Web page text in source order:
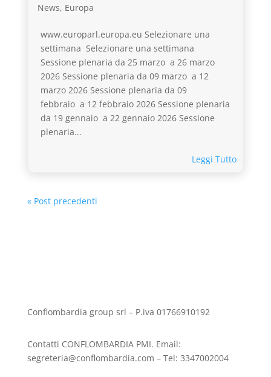
News, Europa
www.europarl.europa.eu Selezionare una
settimana Selezionare una settimana
Sessione plenaria da 25 marzo a 26 marzo
2026 Sessione plenaria da 09 marzo a 12
marzo 2026 Sessione plenaria da 09
febbraio a 12 febbraio 2026 Sessione plenaria
da 19 gennaio a 22 gennaio 2026 Sessione
plenaria...
Leggi Tutto
« Post precedenti
Conflombardia group srl – P.iva 01766910192
Contatti CONFLOMBARDIA PMI. Email:
segreteria@conflombardia.com – Tel: 3347002004